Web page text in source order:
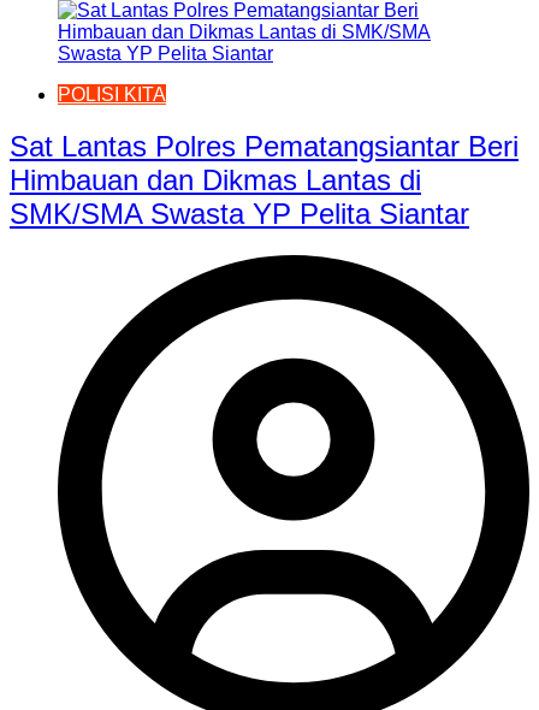
POLISI KITA
Sat Lantas Polres Pematangsiantar Beri
Himbauan dan Dikmas Lantas di
SMK/SMA Swasta YP Pelita Siantar